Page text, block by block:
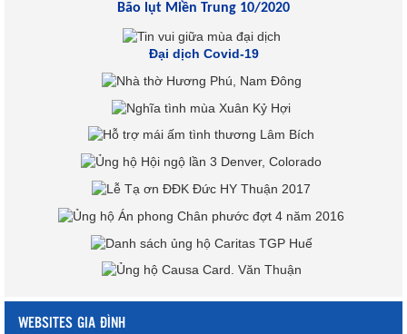
Bão lụt Miền Trung 10/2020
Đại dịch Covid-19
WEBSITES GIA ĐÌNH